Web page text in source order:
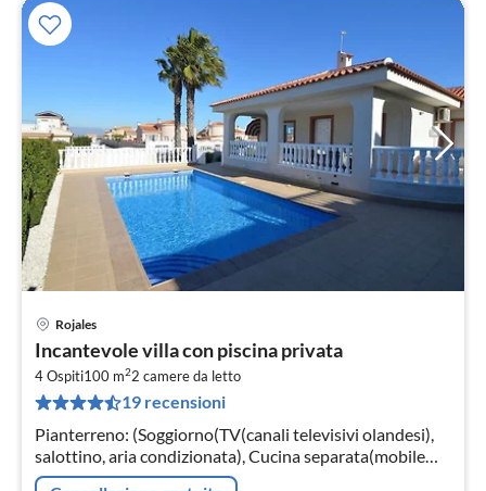
Rojales
Incantevole villa con piscina privata
4 Ospiti100 m22 camere da letto
19 recensioni
Pianterreno: (Soggiorno(TV(canali televisivi olandesi),
salottino, aria condizionata), Cucina separata(mobile
cucina(4 fuochi, ceramica), caffettiera(per caffé